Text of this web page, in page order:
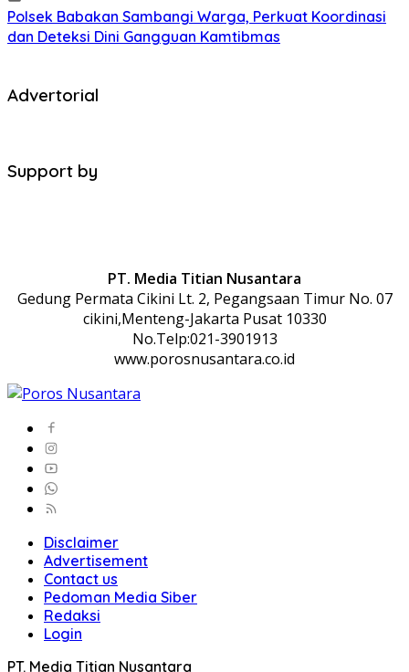
Polsek Babakan Sambangi Warga, Perkuat Koordinasi
dan Deteksi Dini Gangguan Kamtibmas
Advertorial
Support by
PT. Media Titian Nusantara
Gedung Permata Cikini Lt. 2, Pegangsaan Timur No. 07
cikini,Menteng-Jakarta Pusat 10330
No.Telp:021-3901913
www.porosnusantara.co.id
Disclaimer
Advertisement
Contact us
Pedoman Media Siber
Redaksi
Login
PT. Media Titian Nusantara